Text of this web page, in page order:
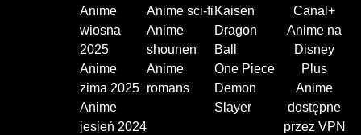
Anime
wiosna
2025
Anime
zima 2025
Anime
jesień 2024
Anime sci-fi
Anime
shounen
Anime
romans
Kaisen
Dragon
Ball
One Piece
Demon
Slayer
Canal+
Anime na
Disney
Plus
Anime
dostępne
przez VPN